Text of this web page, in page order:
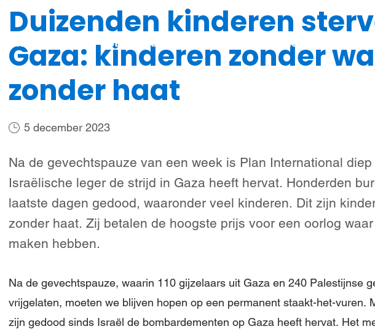
Steun meisjes Nieuws & verhalen
Duizenden kinderen
Gaza: kinderen zonder
zonder haat
5 december 2023
Na de gevechtspauze van een week is Plan International
Israëlische leger de strijd in Gaza heeft hervat. Honderden
laatste dagen gedood, waaronder veel kinderen. Dit zijn
zonder haat. Zij betalen de hoogste prijs voor een oorlog
maken hebben.
Na de gevechtspauze, waarin 110 gijzelaars uit Gaza en 240 Palestijnse
vrijgelaten, moeten we blijven hopen op een permanent staakt-het-vuren.
zijn gedood sinds Israël de bombardementen op Gaza heeft hervat. Het